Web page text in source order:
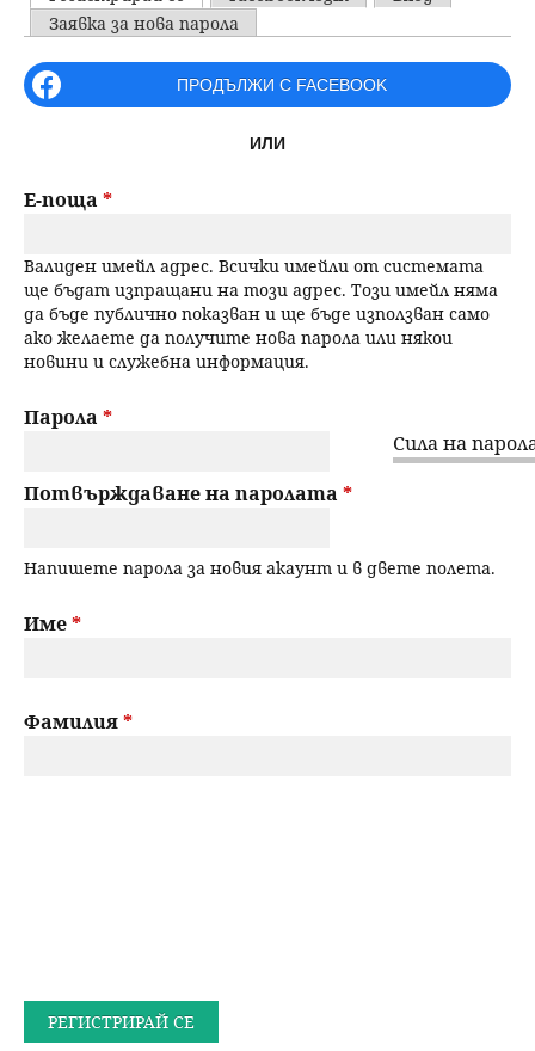
н
ю
ъ
р
е
н
е
u
P
r
i
a
y
t
a
b
Заявка за нова парола
ПРОДЪЛЖИ С FACEBOOK
ИЛИ
Е-поща *
Валиден имейл адрес. Всички имейли от системата
ще бъдат изпращани на този адрес. Този имейл няма
да бъде публично показван и ще бъде използван само
ако желаете да получите нова парола или някои
новини и служебна информация.
Сила на
Парола *
Потвърждаване на паролата *
Напишете парола за новия акаунт и в двете полета.
Име*
Фамилия*